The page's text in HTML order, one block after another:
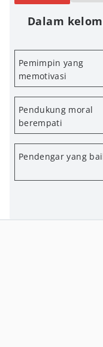
Dalam
Pemimpin yang
memotivasi
Pendukung moral
berempati
Pendengar yang